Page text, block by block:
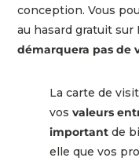
conception. Vous
au hasard gratuit
démarquera pas de
La carte de
vos valeurs
importantde
elle que vos